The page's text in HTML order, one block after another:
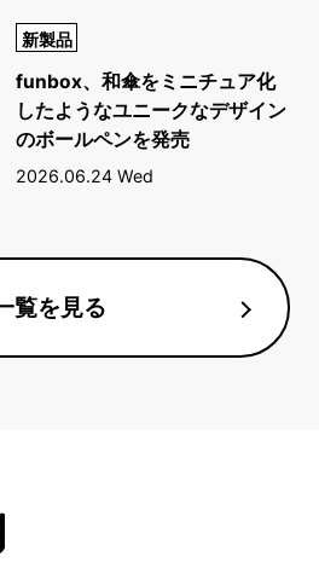
新製品
funbox、和傘をミニチュア化
したようなユニークなデザイン
のボールペンを発売
2026.06.24 Wed
覧を見る